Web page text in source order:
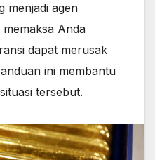
menjadi agen
Anda
dapat merusak
ini membantu
tersebut.